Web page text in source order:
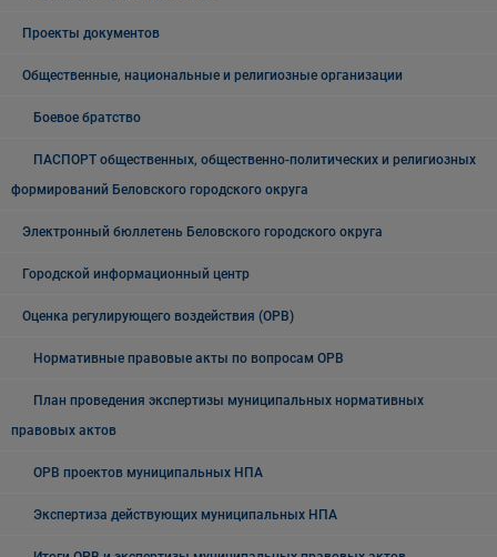
Проекты документов
Общественные, национальные и религиозные организации
Боевое братство
ПАСПОРТ общественных, общественно-политических и религиозных
формирований Беловского городского округа
Электронный бюллетень Беловского городского округа
Городской информационный центр
Оценка регулирующего воздействия (ОРВ)
Нормативные правовые акты по вопросам ОРВ
План проведения экспертизы муниципальных нормативных
правовых актов
ОРВ проектов муниципальных НПА
Экспертиза действующих муниципальных НПА